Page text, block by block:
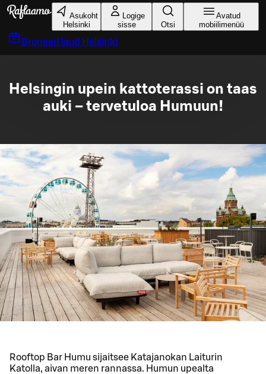
Liigu peamise sisu juurde
Asukoht
Helsinki
Logige
sisse
Otsi
Avatud
mobiilimenüü
Broneeri laud Helsinki
Helsingin upein kattoterassi on taas
auki – tervetuloa Humuun!
Rooftop Bar Humu sijaitsee Katajanokan Laiturin
Katolla, aivan meren rannassa. Humun upealta